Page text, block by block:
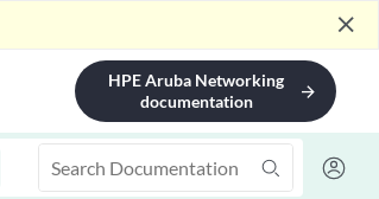
close
HPE Aruba Networking
documentation
arrow_forward